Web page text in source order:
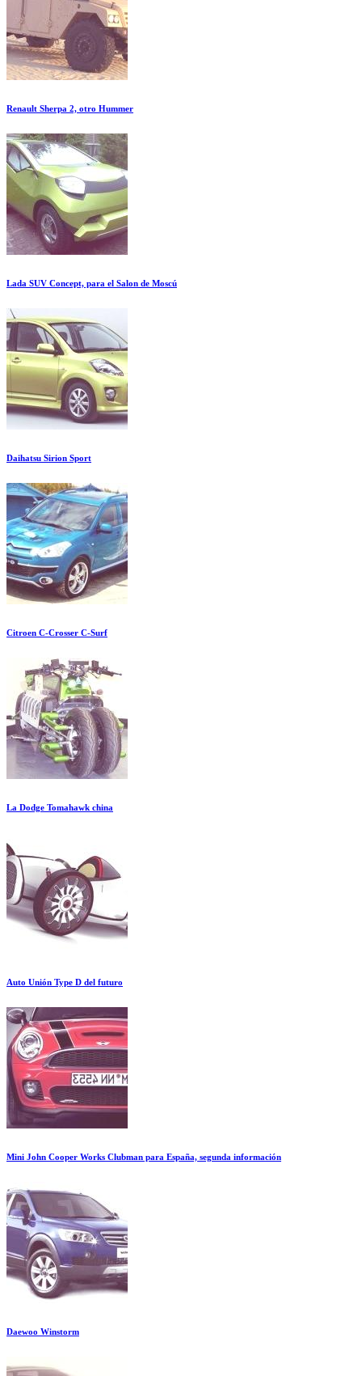
Renault Sherpa 2, otro Hummer
Lada SUV Concept, para el Salon de Moscú
Daihatsu Sirion Sport
Citroen C-Crosser C-Surf
La Dodge Tomahawk china
Auto Unión Type D del futuro
Mini John Cooper Works Clubman para España, segunda información
Daewoo Winstorm